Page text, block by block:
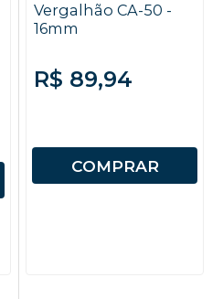
Vergalhão CA-50 -
16mm
R$ 89,94
COMPRAR